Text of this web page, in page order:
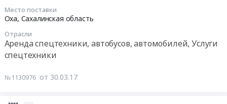
Место поставки
Оха, Сахалинская область
Отрасли
Аренда спецтехники, автобусов, автомобилей, Услуги
спецтехники
№1130976 от 30.03.17